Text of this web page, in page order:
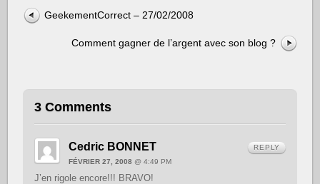
GeekementCorrect – 27/02/2008
Comment gagner de l’argent avec son blog ?
3 Comments
Cedric BONNET
FÉVRIER 27, 2008 @ 4:49 PM
J’en rigole encore!!! BRAVO!
REPLY